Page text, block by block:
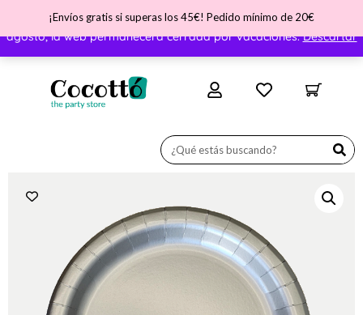
¡Nos vamos de vacaciones! ATENCIÓN - Del día 31 de julio al 11 de
agosto, la web permanecerá cerrada por vacaciones.Descartar
¡Envíos gratis si superas los 45€! Pedido mínimo de 20€